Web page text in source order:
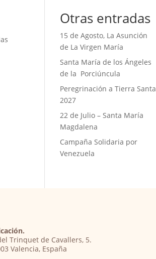
Otras entradas
15 de Agosto, La Asunción
de La Virgen María
Santa María de los Ángeles
de la Porciúncula
Peregrinación a Tierra Santa
2027
22 de Julio – Santa María
Magdalena
Campaña Solidaria por
Venezuela
Trinquet de Cavallers, 5.
Valencia, España